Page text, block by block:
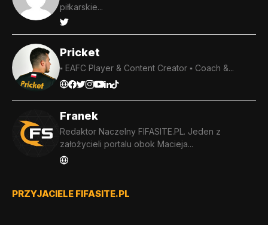
piłkarskie...
Pricket
▪️ EAFC Player & Content Creator ▪️ Coach &...
Franek
Redaktor Naczelny FIFASITE.PL. Jeden z
założycieli portalu obok Macieja...
PRZYJACIELE FIFASITE.PL